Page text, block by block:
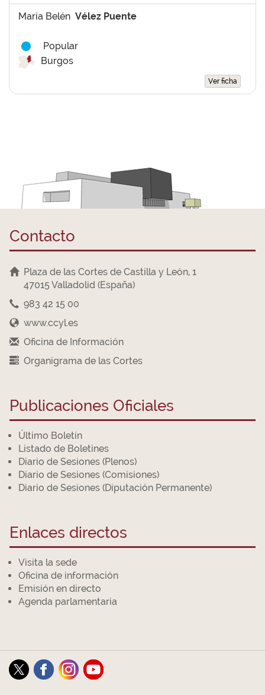
María Belén Vélez Puente
Popular
Burgos
Ver ficha
Contacto
Plaza de las Cortes de Castilla y León, 1
47015 Valladolid (España)
983 42 15 00
www.ccyl.es
Oficina de Información
Organigrama de las Cortes
Publicaciones Oficiales
Último Boletín
Listado de Boletines
Diario de Sesiones (Plenos)
Diario de Sesiones (Comisiones)
Diario de Sesiones (Diputación Permanente)
Enlaces directos
Visita la sede
Oficina de información
Emisión en directo
Agenda parlamentaria